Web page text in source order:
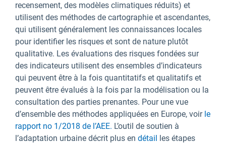
recensement, des modèles climatiques réduits) et
utilisent des méthodes de cartographie et ascendantes,
qui utilisent généralement les connaissances locales
pour identifier les risques et sont de nature plutôt
qualitative. Les évaluations des risques fondées sur
des indicateurs utilisent des ensembles d’indicateurs
qui peuvent être à la fois quantitatifs et qualitatifs et
peuvent être évalués à la fois par la modélisation ou la
consultation des parties prenantes. Pour une vue
d’ensemble des méthodes appliquées en Europe, voir le
rapport no 1/2018 de l’AEE. L’outil de soutien à
l’adaptation urbaine décrit plus en détail
les étapes